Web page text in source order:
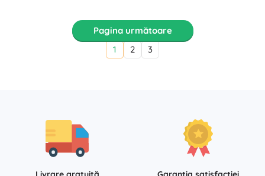
Pagina următoare
1
2 3